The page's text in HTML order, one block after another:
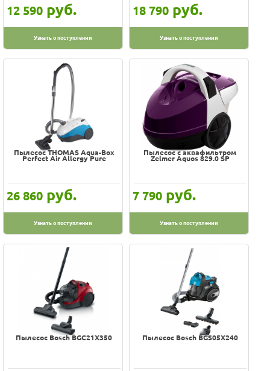
12 590 руб.
Узнать о поступлении
18 790 руб.
Узнать о поступлении
Пылесос THOMAS Aqua-Box
Perfect Air Allergy Pure
26 860 руб.
Узнать о поступлении
Пылесос с аквафильтром
Zelmer Aquos 829.0 SP
7 790 руб.
Узнать о поступлении
Пылесос Bosch BGC21X350 Пылесос Bosch BGS05X240